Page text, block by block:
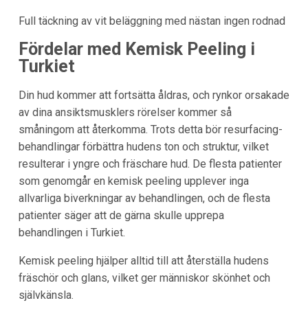
Full täckning av vit beläggning med nästan ingen rodnad
Fördelar med Kemisk Peeling i
Turkiet
Din hud kommer att fortsätta åldras, och rynkor orsakade
av dina ansiktsmusklers rörelser kommer så
småningom att återkomma. Trots detta bör resurfacing-
behandlingar förbättra hudens ton och struktur, vilket
resulterar i yngre och fräschare hud. De flesta patienter
som genomgår en kemisk peeling upplever inga
allvarliga biverkningar av behandlingen, och de flesta
patienter säger att de gärna skulle upprepa
behandlingen i Turkiet.
Kemisk peeling hjälper alltid till att återställa hudens
fräschör och glans, vilket ger människor skönhet och
självkänsla.